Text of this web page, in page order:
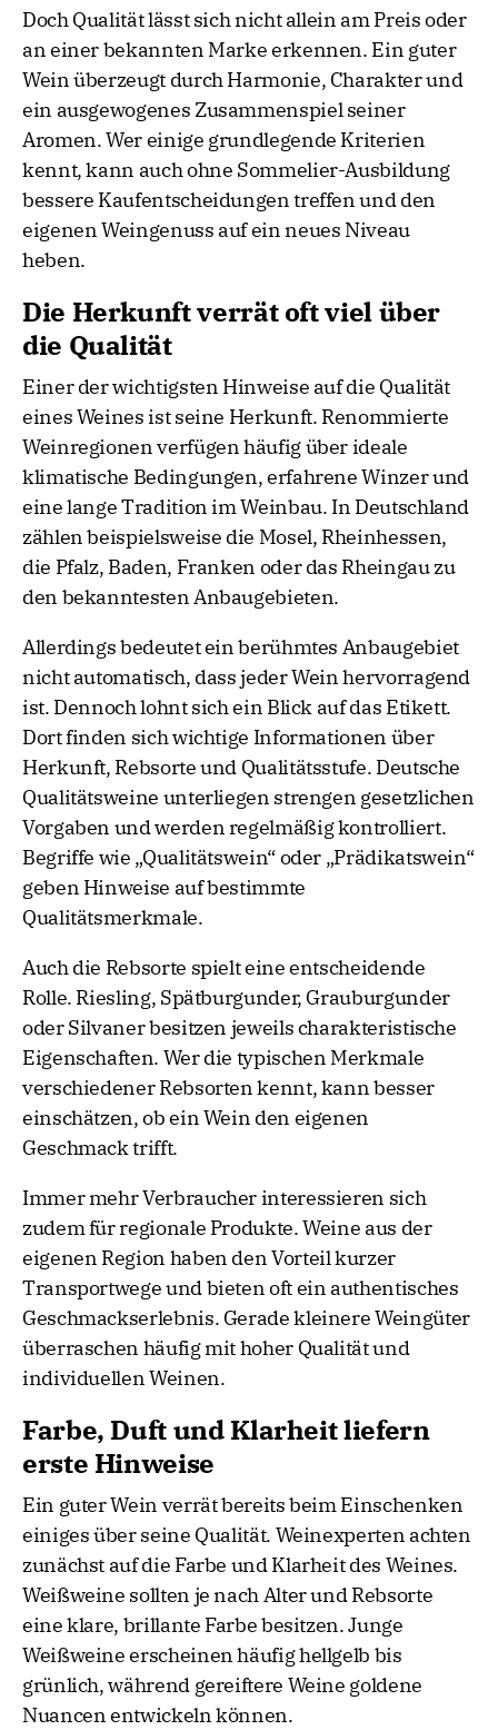
Doch Qualität lässt sich nicht allein am Preis oder
an einer bekannten Marke erkennen. Ein guter
Wein überzeugt durch Harmonie, Charakter und
ein ausgewogenes Zusammenspiel seiner
Aromen. Wer einige grundlegende Kriterien
kennt, kann auch ohne Sommelier-Ausbildung
bessere Kaufentscheidungen treffen und den
eigenen Weingenuss auf ein neues Niveau
heben.
Die Herkunft verrät oft viel über
die Qualität
Einer der wichtigsten Hinweise auf die Qualität
eines Weines ist seine Herkunft. Renommierte
Weinregionen verfügen häufig über ideale
klimatische Bedingungen, erfahrene Winzer und
eine lange Tradition im Weinbau. In Deutschland
zählen beispielsweise die Mosel, Rheinhessen,
die Pfalz, Baden, Franken oder das Rheingau zu
den bekanntesten Anbaugebieten.
Allerdings bedeutet ein berühmtes Anbaugebiet
nicht automatisch, dass jeder Wein hervorragend
ist. Dennoch lohnt sich ein Blick auf das Etikett.
Dort finden sich wichtige Informationen über
Herkunft, Rebsorte und Qualitätsstufe. Deutsche
Qualitätsweine unterliegen strengen gesetzlichen
Vorgaben und werden regelmäßig kontrolliert.
Begriffe wie „Qualitätswein“ oder „Prädikatswein“
geben Hinweise auf bestimmte
Qualitätsmerkmale.
Auch die Rebsorte spielt eine entscheidende
Rolle. Riesling, Spätburgunder, Grauburgunder
oder Silvaner besitzen jeweils charakteristische
Eigenschaften. Wer die typischen Merkmale
verschiedener Rebsorten kennt, kann besser
einschätzen, ob ein Wein den eigenen
Geschmack trifft.
Immer mehr Verbraucher interessieren sich
zudem für regionale Produkte. Weine aus der
eigenen Region haben den Vorteil kurzer
Transportwege und bieten oft ein authentisches
Geschmackserlebnis. Gerade kleinere Weingüter
überraschen häufig mit hoher Qualität und
individuellen Weinen.
Farbe, Duft und Klarheit liefern
erste Hinweise
Ein guter Wein verrät bereits beim Einschenken
einiges über seine Qualität. Weinexperten achten
zunächst auf die Farbe und Klarheit des Weines.
Weißweine sollten je nach Alter und Rebsorte
eine klare, brillante Farbe besitzen. Junge
Weißweine erscheinen häufig hellgelb bis
grünlich, während gereiftere Weine goldene
Nuancen entwickeln können.